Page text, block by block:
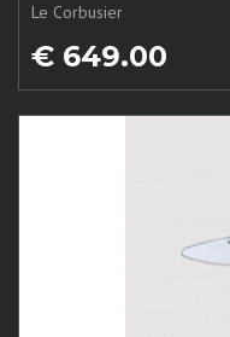
Le Corbusier
€ 649.00